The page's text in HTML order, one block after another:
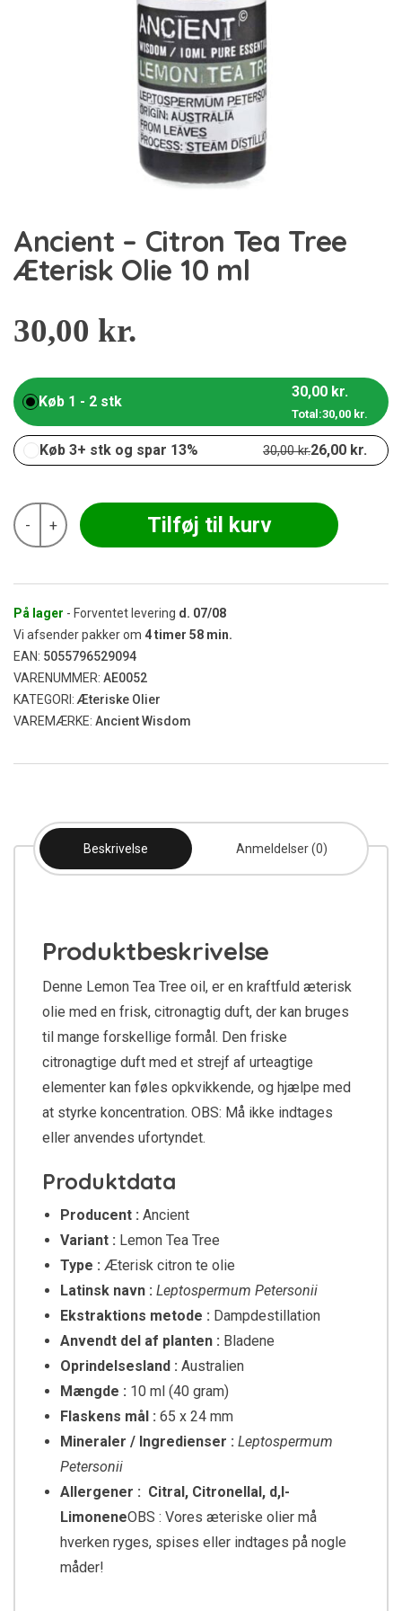
Ancient – Citron Tea Tree
Æterisk Olie 10 ml
30,00 kr.
Køb 1 - 2 stk
30,00 kr.
Total:30,00 kr.
Køb 3+ stk og spar 13% 30,00kr.26,00 kr.
-
Ancient
Citron
Olie
10
ml
antal
+ Tilføj til kurv
På lager - Forventet levering d. 07/08
Vi afsender pakker om 4timer 58 min.
EAN: 5055796529094
VARENUMMER: AE0052
KATEGORI:Æteriske Olier
VAREMÆRKE: Ancient Wisdom
Beskrivelse Anmeldelser (0)
Produktbeskrivelse
Denne Lemon Tea Tree oil, er en kraftfuld æterisk
olie med en frisk, citronagtig duft, der kan bruges
til mange forskellige formål. Den friske
citronagtige duft med et strejf af urteagtige
elementer kan føles opkvikkende, og hjælpe med
at styrke koncentration. OBS: Må ikke indtages
eller anvendes ufortyndet.
Produktdata
Producent : Ancient
Variant : Lemon Tea Tree
Type : Æterisk citron te olie
Latinsk navn : Leptospermum Petersonii
Ekstraktions metode : Dampdestillation
Anvendt del af planten : Bladene
Oprindelsesland : Australien
Mængde : 10 ml (40 gram)
Flaskens mål : 65 x 24 mm
Mineraler / Ingredienser : Leptospermum
Petersonii
Allergener : Citral, Citronellal, d,l-
LimoneneOBS : Vores æteriske olier må
hverken ryges, spises eller indtages på nogle
måder!